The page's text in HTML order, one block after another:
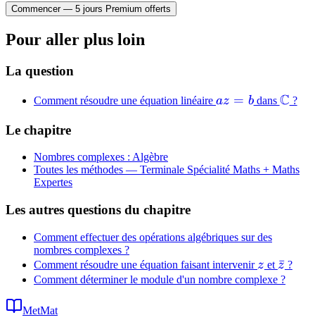
5i}{5} =
1 - i
Commencer — 5 jours Premium offerts
Pour aller plus loin
La question
Comment résoudre une équation linéaire az
az = bdans C ?
Le chapitre
Nombres complexes : Algèbre
Toutes les méthodes — Terminale Spécialité Maths + Maths
Expertes
Les autres questions du chapitre
Comment effectuer des opérations algébriques sur des
nombres complexes ?
Comment résoudre une équation faisant intervenir z
z et z
ˉ?
Comment déterminer le module d'un nombre complexe ?
MetMat